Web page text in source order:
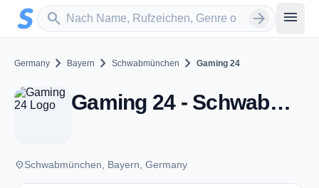
Zum Hauptinhalt springen
search
Sender suchen arrow_forward menu
Germany chevron_right Bayern chevron_right Schwabmünchen chevron_right Gaming 24
Gaming 24 - Schwabmünchen
placeSchwabmünchen, Bayern, Germany